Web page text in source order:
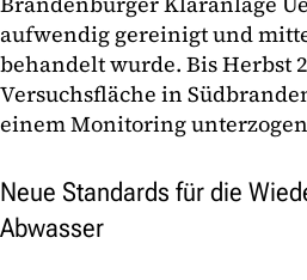
aufwendig gereinigt und
behandelt wurde. Bis Herbst
Versuchsfläche in
einem Monitoring
Neue Standards für die
Abwasser